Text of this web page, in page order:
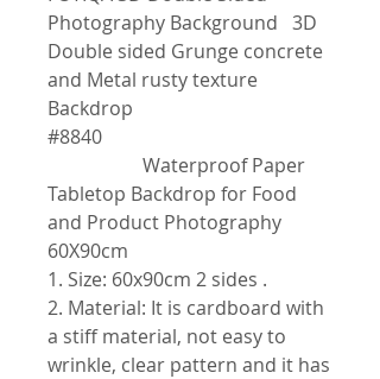
Photography Background 3D
Double sided Grunge concrete
and Metal rusty texture
Backdrop
#8840
Waterproof Paper
Tabletop Backdrop for Food
and Product Photography
60X90cm
1. Size: 60x90cm 2 sides .
2. Material: It is cardboard with
a stiff material, not easy to
wrinkle, clear pattern and it has